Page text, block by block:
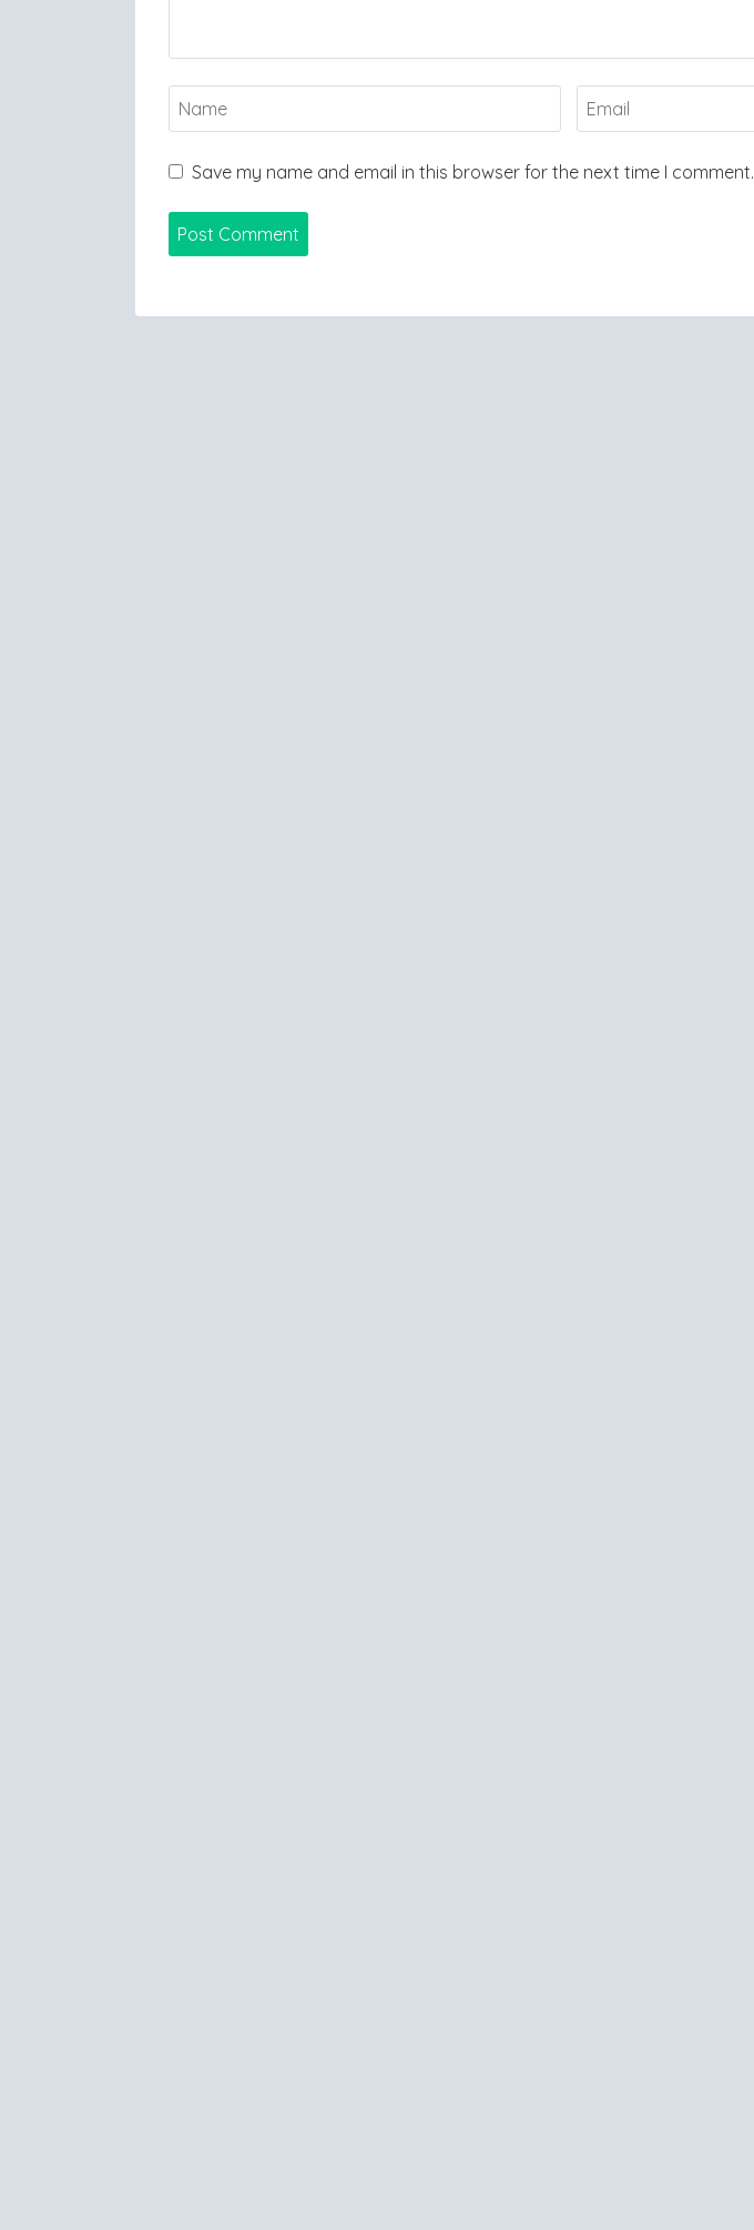
Save my name and email in this browser for the next time I comment.